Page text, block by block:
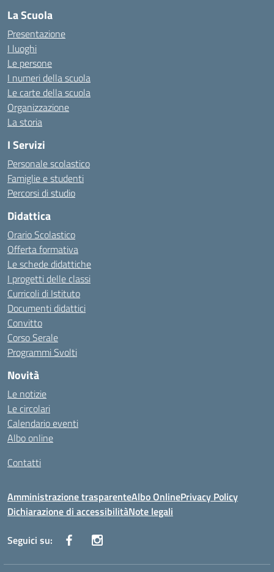
La Scuola
Presentazione
I luoghi
Le persone
I numeri della scuola
Le carte della scuola
Organizzazione
La storia
I Servizi
Personale scolastico
Famiglie e studenti
Percorsi di studio
Didattica
Orario Scolastico
Offerta formativa
Le schede didattiche
I progetti delle classi
Curricoli di Istituto
Documenti didattici
Convitto
Corso Serale
Programmi Svolti
Novità
Le notizie
Le circolari
Calendario eventi
Albo online
Contatti
Amministrazione trasparenteAlbo OnlinePrivacy Policy
Dichiarazione di accessibilitàNote legali
Seguici su: